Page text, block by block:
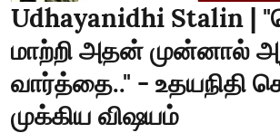
Udhayanidhi Stalin |
மாற்றி அதன் முன்னால்
வார்த்தை.." - உதயநிதி
முக்கிய விஷயம்